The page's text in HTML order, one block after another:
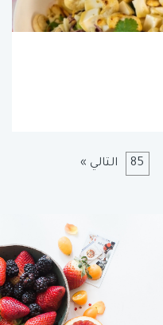
85 التالي »